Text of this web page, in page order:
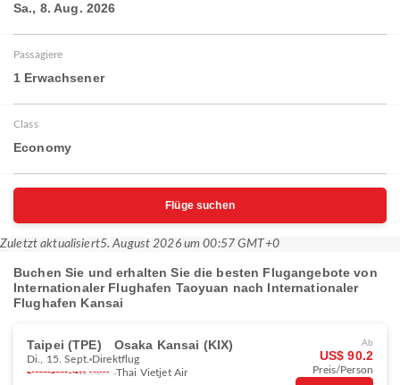
Sa., 8. Aug. 2026
Passagiere
1 Erwachsener
Class
Economy
Flüge suchen
Zuletzt aktualisiert5. August 2026 um 00:57 GMT+0
Buchen Sie und erhalten Sie die besten Flugangebote von
Internationaler Flughafen Taoyuan nach Internationaler
Flughafen Kansai
Taipei (TPE) Osaka Kansai (KIX)
Di., 15. Sept. Direktflug
Thai Vietjet Air
Ab
US$ 90.2
Preis/Person